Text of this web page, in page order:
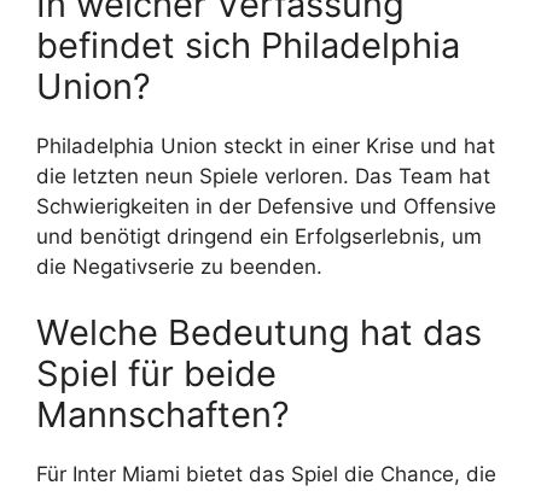
befindet sich Philadelphia
Union?
Philadelphia Union steckt in einer Krise und hat
die letzten neun Spiele verloren. Das Team hat
Schwierigkeiten in der Defensive und Offensive
und benötigt dringend ein Erfolgserlebnis, um
die Negativserie zu beenden.
Welche Bedeutung hat das
Spiel für beide
Mannschaften?
Für Inter Miami bietet das Spiel die Chance, die